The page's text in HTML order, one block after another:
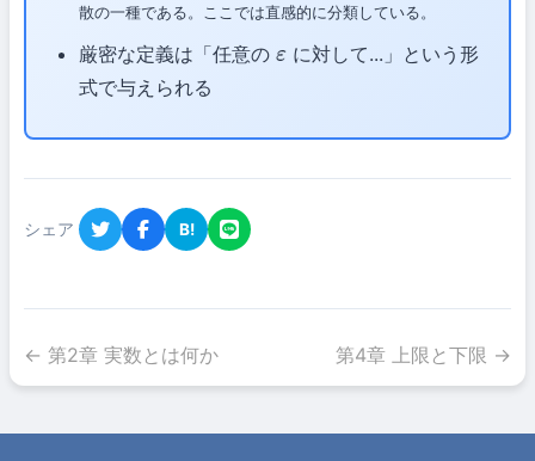
散の一種である。ここでは直感的に分類している。
厳密な定義は「任意の ε に対して...」という形
式で与えられる
シェア B!
← 第2章 実数とは何か 第4章 上限と下限 →